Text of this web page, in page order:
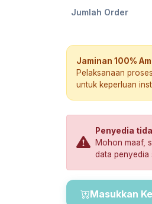
Jumlah Order
Jaminan 100%
Pelaksanaan
untuk keperluan
Penyedia
Mohon maaf,
data penyedia
Masukkan